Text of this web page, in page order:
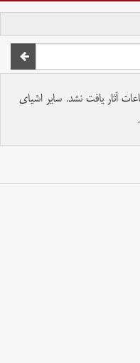
آثار یافت نشد. سایر اشیای
ملی ملک محفوظ است.